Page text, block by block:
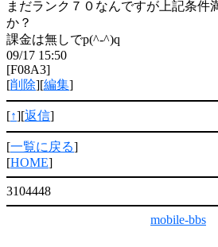
まだランク７０なんですが上記条件
か？
課金は無しでp(^-^)q
09/17 15:50
[F08A3]
[削除][編集]
[↑][返信]
[一覧に戻る]
[HOME]
3104448
mobile-bbs